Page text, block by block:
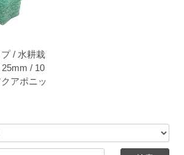
/ 水耕栽
/ 10
アポニッ